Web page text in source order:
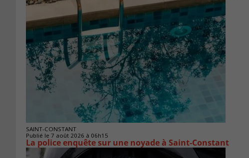
SAINT-CONSTANT
Publié le 7 août 2026 à 06h15
La police enquête sur une noyade à Saint-Constant